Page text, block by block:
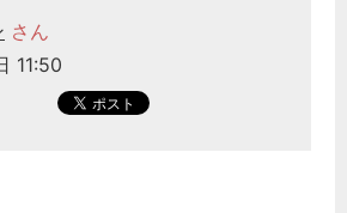
さん
11:50